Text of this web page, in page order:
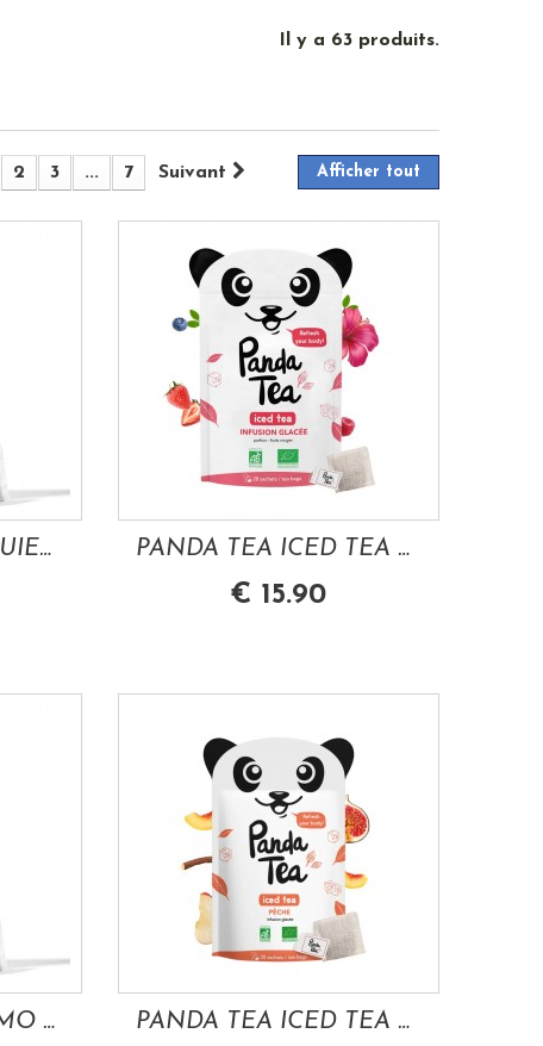
Il y a 63 produits.
Afficher tout
2 3 ... 7 Suivant
PANDA TEA TEA QUIERO INFUSION DETOX 28... PANDA TEA ICED TEA FRUITS ROUGES 28...
€ 15.90
PANDA TEA TEA AMO THE DETOX 28 SACHETS PANDA TEA ICED TEA PECHE INFUSION GLACEE...